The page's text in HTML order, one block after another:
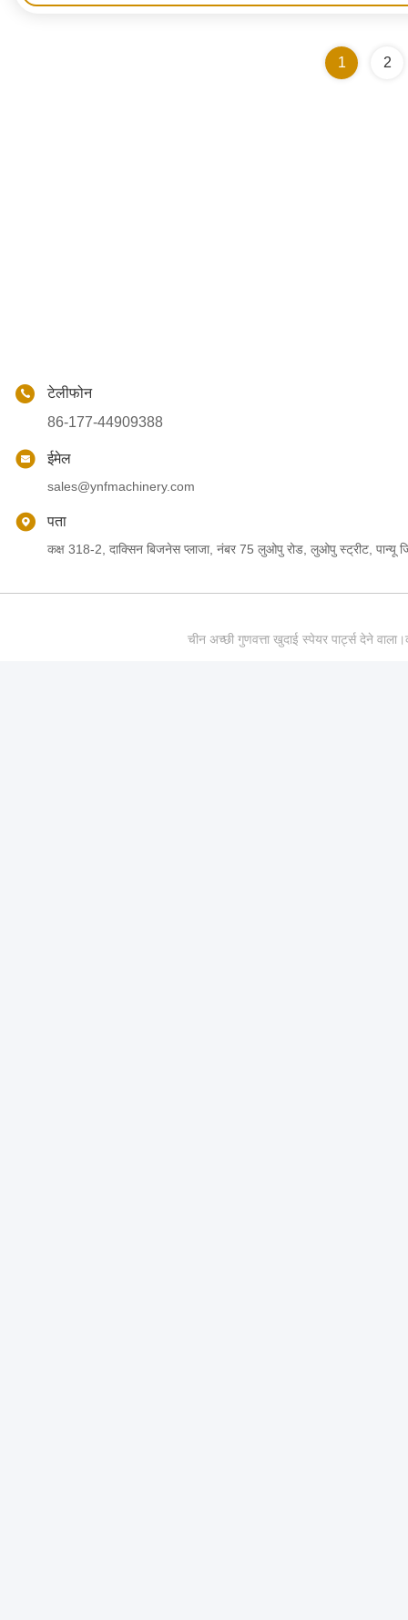
1 2
टेलीफोन
86-177-44909388
ईमेल
sales@ynfmachinery.com
पता
कक्ष 318-2, दाक्सिन बिजनेस प्लाजा, नंबर 75 लुओपु रोड, लुओपु स्ट्रीट, पान्यू
चीन अच्छी गुणवत्ता खुदाई स्पेयर पार्ट्स देने